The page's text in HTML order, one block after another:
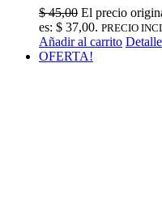
$45,00 El precio
es: $ 37,00. PRECIO
Añadir al carrito
OFERTA!